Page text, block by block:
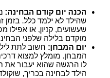
הכנה יום קודם הבחינה:
שהילד לא ילמד כלל. בזמן
שעשועים, קניון, או אפילו
מוקדם בלילה שלפני
יום המבחן: חשוב לתת
המבחן. מומלץ למצוא
לו הרגשה שהוא יעבור את
הילד לבחינה בכריך,